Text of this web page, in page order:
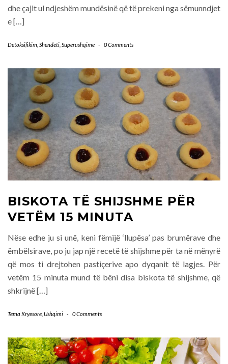
dhe çajit ul ndjeshëm mundësinë që të prekeni nga sëmunndjet
e […]
Detoksifikim Shëndeti Superushqime - 0 Comments
BISKOTA TË SHIJSHME PËR
VETËM 15 MINUTA
Nëse edhe ju si unë, keni fëmijë ‘llupësa’ pas brumërave dhe
ëmbëlsirave, po ju jap një recetë të shijshme për ta në mënyrë
që mos ti drejtohen pastiçerive apo dyqanit të lagjes. Për
vetëm 15 minuta mund të bëni disa biskota të shijshme, që
shkrijnë […]
Tema Kryesore Ushqimi - 0 Comments